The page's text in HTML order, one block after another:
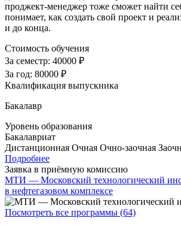
проджект-менеджер тоже сможет найти
понимает, как создать свой проект и
и до конца.
Стоимость обучения
За семестр: 40000 ₽
За год: 80000 ₽
Квалификация выпускника
Бакалавр
Уровень образования
Бакалавриат
Дистанционная Очная Очно-заочная
Подробнее
Заявка в приёмную комиссию
МТИ — Московский технологический
в нефтегазовом комплексе
Посмотреть все программы (64)